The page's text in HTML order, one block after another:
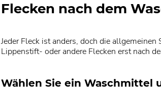
Flecken nach dem
Jeder Fleck ist anders, doch die
Lippenstift- oder andere Flecken erst nach
Wählen Sie ein Waschmittel